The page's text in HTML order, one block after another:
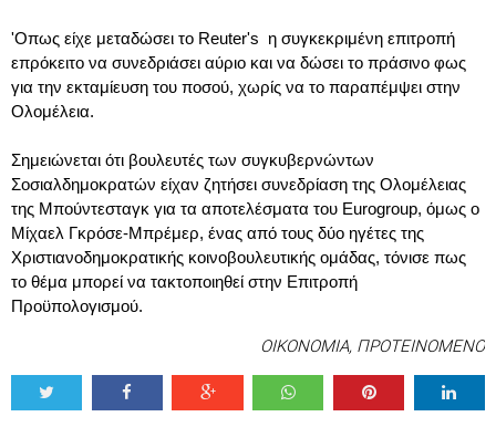
'Οπως είχε μεταδώσει το Reuter's η συγκεκριμένη επιτροπή
επρόκειτο να συνεδριάσει αύριο και να δώσει το πράσινο φως
για την εκταμίευση του ποσού, χωρίς να το παραπέμψει στην
Ολομέλεια.
Σημειώνεται ότι βουλευτές των συγκυβερνώντων
Σοσιαλδημοκρατών είχαν ζητήσει συνεδρίαση της Ολομέλειας
της Μπούντεσταγκ για τα αποτελέσματα του Eurogroup, όμως ο
Μίχαελ Γκρόσε-Μπρέμερ, ένας από τους δύο ηγέτες της
Χριστιανοδημοκρατικής κοινοβουλευτικής ομάδας, τόνισε πως
το θέμα μπορεί να τακτοποιηθεί στην Επιτροπή
Προϋπολογισμού.
ΟΙΚΟΝΟΜΙΑ, ΠΡΟΤΕΙΝΟΜΕΝΟ